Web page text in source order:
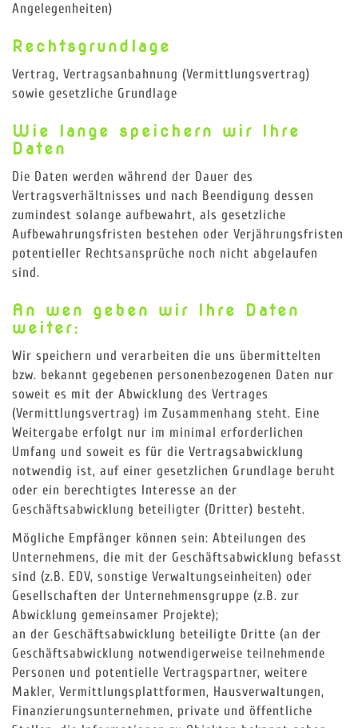
Angelegenheiten)
Rechtsgrundlage
Vertrag, Vertragsanbahnung (Vermittlungsvertrag)
sowie gesetzliche Grundlage
Wie lange speichern wir Ihre
Daten
Die Daten werden während der Dauer des
Vertragsverhältnisses und nach Beendigung dessen
zumindest solange aufbewahrt, als gesetzliche
Aufbewahrungsfristen bestehen oder Verjährungsfristen
potentieller Rechtsansprüche noch nicht abgelaufen
sind.
An wen geben wir Ihre Daten
weiter:
Wir speichern und verarbeiten die uns übermittelten
bzw. bekannt gegebenen personenbezogenen Daten nur
soweit es mit der Abwicklung des Vertrages
(Vermittlungsvertrag) im Zusammenhang steht. Eine
Weitergabe erfolgt nur im minimal erforderlichen
Umfang und soweit es für die Vertragsabwicklung
notwendig ist, auf einer gesetzlichen Grundlage beruht
oder ein berechtigtes Interesse an der
Geschäftsabwicklung beteiligter (Dritter) besteht.
Mögliche Empfänger können sein: Abteilungen des
Unternehmens, die mit der Geschäftsabwicklung befasst
sind (z.B. EDV, sonstige Verwaltungseinheiten) oder
Gesellschaften der Unternehmensgruppe (z.B. zur
Abwicklung gemeinsamer Projekte);
an der Geschäftsabwicklung beteiligte Dritte (an der
Geschäftsabwicklung notwendigerweise teilnehmende
Personen und potentielle Vertragspartner, weitere
Makler, Vermittlungsplattformen, Hausverwaltungen,
Finanzierungsunternehmen, private und öffentliche